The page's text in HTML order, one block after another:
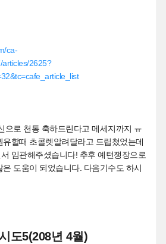
ca-
2625?
으로 천통 축하드린다고 메세지까지 ㅠ
할때 초콜렛알려달라고 드립쳤었는데
임관해주셨습니다! 추후 예턴쟁장으로
도움이 되었습니다. 다음기수도 하시
도5(208년 4월)